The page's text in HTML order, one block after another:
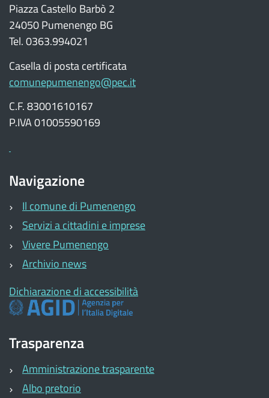
Piazza Castello Barbò 2
24050 Pumenengo BG
Tel. 0363.994021
Casella di posta certificata
comunepumenengo@pec.it
C.F. 83001610167
P.IVA 01005590169
Navigazione
Il comune di Pumenengo
Servizi a cittadini e imprese
Vivere Pumenengo
Archivio news
Dichiarazione di accessibilità
Trasparenza
Amministrazione trasparente
Albo pretorio